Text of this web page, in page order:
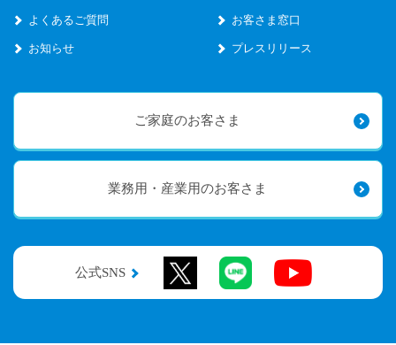
よくあるご質問 お客さま窓口
お知らせ プレスリリース
ご家庭のお客さま
業務用・産業用のお客さま
公式SNS